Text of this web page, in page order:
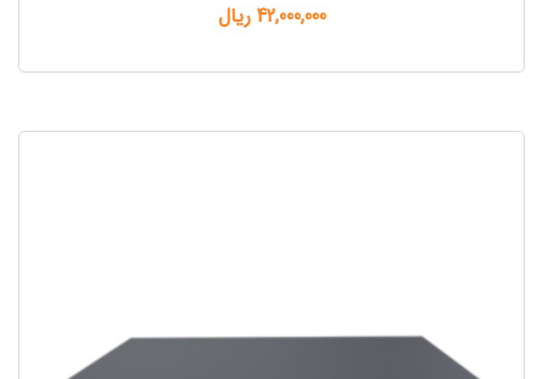
42,000,000 ریال